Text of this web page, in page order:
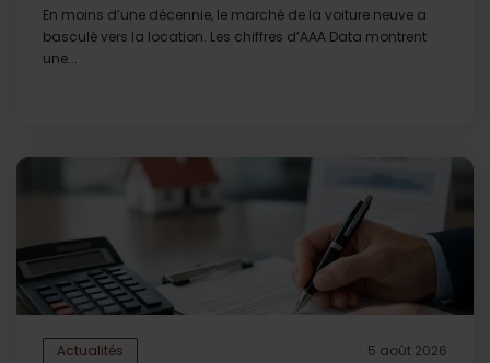
En moins d’une décennie, le marché de la voiture neuve a
basculé vers la location. Les chiffres d’AAA Data montrent
une...
Actualités 5 août 2026